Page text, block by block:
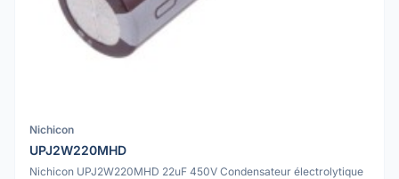
Nichicon
UPJ2W220MHD
Nichicon UPJ2W220MHD 22uF 450V Condensateur électrolytique